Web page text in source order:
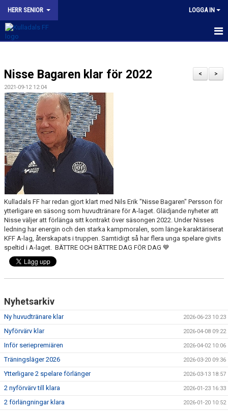
HERR SENIOR LOGGA IN
NYHETER
KALENDER
TRUPPEN
BILDGALLERI
KONTAKT
MATCHER
KFF HERR A INSTAGRAM
>
<
Nisse Bagaren klar för 2022
2021-09-12 12:04
Kulladals FF har redan gjort klart med Nils Erik "Nisse Bagaren" Persson för
ytterligare en säsong som huvudtränare för A-laget. Glädjande nyheter att
Nisse väljer att förlänga sitt kontrakt över säsongen 2022. Under Nisses
ledning har energin och den starka kampmoralen, som länge karaktäriserat
KFF A-lag, återskapats i truppen. Samtidigt så har flera unga spelare givits
speltid i A-laget. BÄTTRE OCH BÄTTRE DAG FÖR DAG 💙
Nyhetsarkiv
Ny huvudtränare klar 2026-06-23 10:23
Nyförvärv klar 2026-04-08 09:22
Inför seriepremiären 2026-04-02 10:06
Träningsläger 2026 2026-03-20 09:36
Ytterligare 2 spelare förlänger 2026-03-13 18:57
2 nyförvärv till klara 2026-01-23 16:33
2 förlängningar klara 2026-01-20 10:52